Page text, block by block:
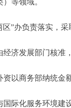
等领域。
办负责落实，采
发展部门核准，
商务部纳统金额
际化服务环境建